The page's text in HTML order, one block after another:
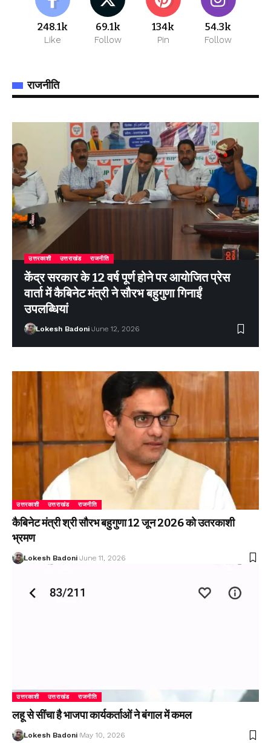
248.1k
Like
69.1k
Follow
134k
Pin
54.3k
Follow
राजनीति
उत्तरकाशी उत्तराखंड राजनीति
केंद्र सरकार के 12 वर्ष पूर्ण होने पर आयोजित प्रेस
वार्ता में कैबिनेट मंत्री ने सौरभ बहुगुणा गिनाईं
उपलब्धियां
Lokesh Badoni June 12, 2026
उत्तरकाशी उत्तराखंड राजनीति
कैबिनेट मंत्री श्री सौरभ बहुगुणा 12 जून 2026 को उतरकाशी
भ्रमण
Lokesh Badoni June 11, 2026
उत्तरकाशी उत्तराखंड राजनीति
लहू से सींचा है भाजपा कार्यकर्ताओं ने बंगाल में कमल
Lokesh Badoni May 10, 2026